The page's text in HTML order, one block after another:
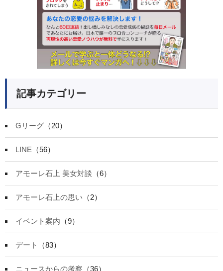
記事カテゴリー
Gリーグ （20）
LINE （56）
アモーレ石上 美女対談 （6）
アモーレ石上の思い （2）
イベント案内 （9）
デート （83）
ニュースからの考察 （36）